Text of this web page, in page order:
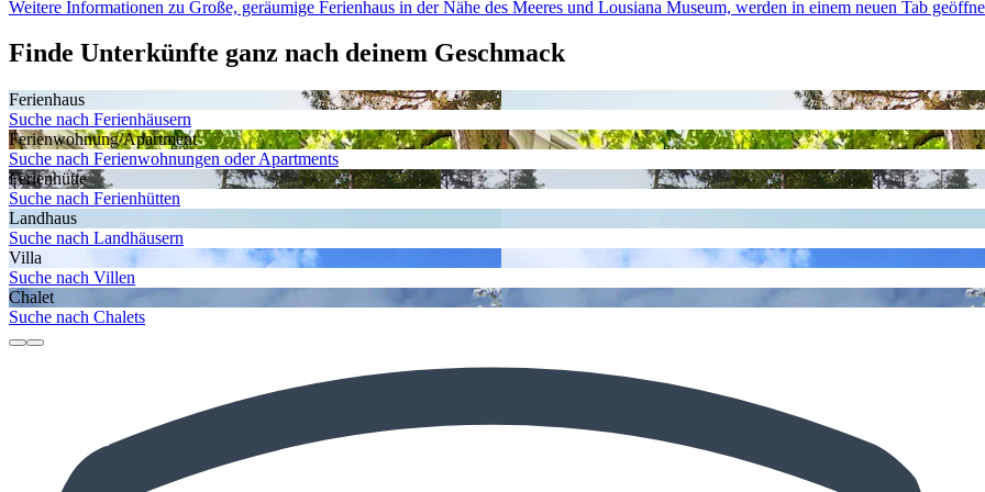
Weitere Informationen zu Große, geräumige Ferienhaus in der Nähe des Meeres und Lousiana Museum, werden in einem neuen Tab
Finde Unterkünfte ganz nach deinem Geschmack
Ferienhaus
Suche nach Ferienhäusern
Ferienwohnung/Apartment
Suche nach Ferienwohnungen oder Apartments
Ferienhütte
Suche nach Ferienhütten
Landhaus
Suche nach Landhäusern
Villa
Suche nach Villen
Chalet
Suche nach Chalets